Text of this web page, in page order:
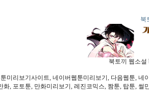
북
북토끼 웹소설
미리보기사이트, 네이버웹툰미리보기, 다음웹툰,
화, 포토툰, 만화미리보기, 레진코믹스, 짬툰, 탑툰, 썰